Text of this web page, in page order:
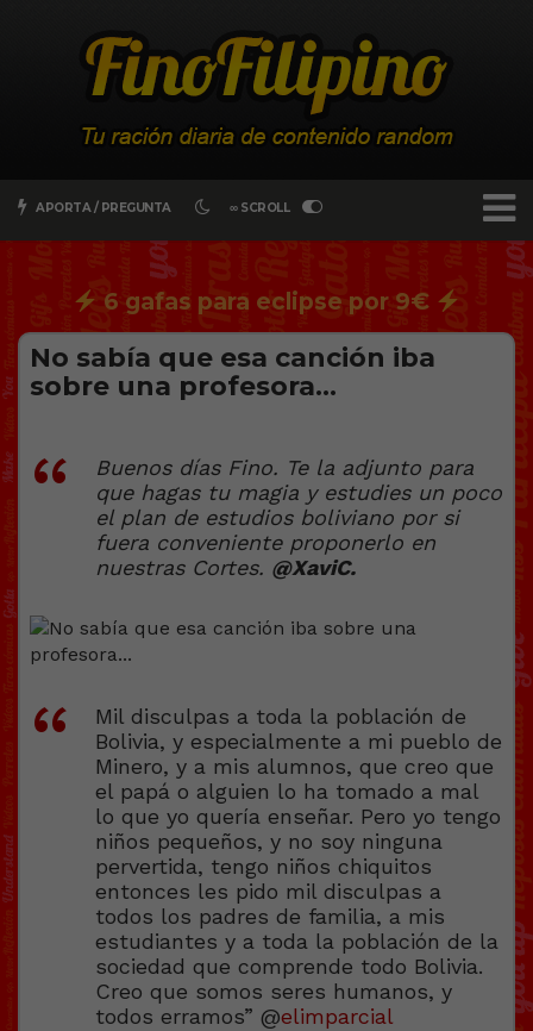
APORTA / PREGUNTA ∞ SCROLL
6 gafas para eclipse por 9€
No sabía que esa canción iba
sobre una profesora…
Buenos días Fino. Te la adjunto para
que hagas tu magia y estudies un poco
el plan de estudios boliviano por si
fuera conveniente proponerlo en
nuestras Cortes. @XaviC.
Mil disculpas a toda la población de
Bolivia, y especialmente a mi pueblo de
Minero, y a mis alumnos, que creo que
el papá o alguien lo ha tomado a mal
lo que yo quería enseñar. Pero yo tengo
niños pequeños, y no soy ninguna
pervertida, tengo niños chiquitos
entonces les pido mil disculpas a
todos los padres de familia, a mis
estudiantes y a toda la población de la
sociedad que comprende todo Bolivia.
Creo que somos seres humanos, y
todos erramos” @elimparcial